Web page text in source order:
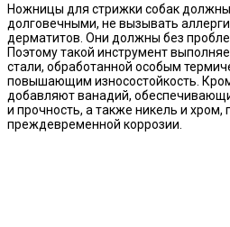
Ножницы для стрижки собак
долговечными, не вызывать
дерматитов. Они должны без
Поэтому такой инструмент
стали, обработанной особым
повышающим износостойкость.
добавляют ванадий,
и прочность, а также никель и
преждевременной коррозии.